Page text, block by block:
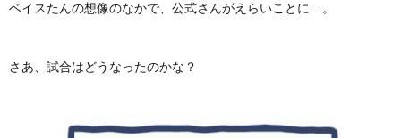
ベイスたんの想像のなかで、公式さんがえらいことに…。
さあ、試合はどうなったのかな？